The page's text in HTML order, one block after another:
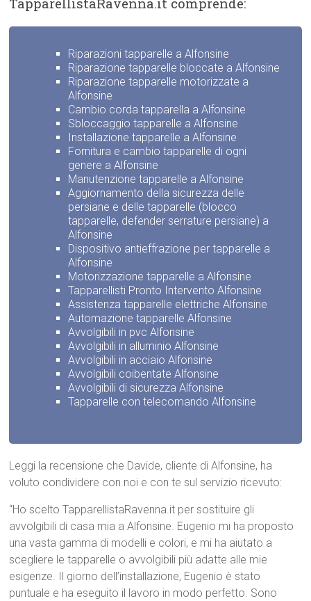
Riparazioni tapparelle a Alfonsine
Riparazione tapparelle bloccate a Alfonsine
Riparazione tapparelle motorizzate a
Alfonsine
Cambio corda tapparella a Alfonsine
Sbloccaggio tapparelle a Alfonsine
Installazione tapparelle a Alfonsine
Fornitura e cambio tapparelle di ogni
genere a Alfonsine
Manutenzione tapparelle a Alfonsine
Aggiornamento della sicurezza delle
persiane e delle tapparelle (blocco
tapparelle, defender serrature persiane) a
Alfonsine
Dispositivo antieffrazione per tapparelle a
Alfonsine
Motorizzazione tapparelle a Alfonsine
Tapparellisti Pronto Intervento Alfonsine
Assistenza tapparelle elettriche Alfonsine
Automazione tapparelle Alfonsine
Avvolgibili in pvc Alfonsine
Avvolgibili in alluminio Alfonsine
Avvolgibili in acciaio Alfonsine
Avvolgibili coibentate Alfonsine
Avvolgibili di sicurezza Alfonsine
Tapparelle con telecomando Alfonsine
Leggi la recensione che Davide, cliente di Alfonsine, ha
voluto condividere con noi e con te sul servizio ricevuto:
“Ho scelto TapparellistaRavenna.it per sostituire gli
avvolgibili di casa mia a Alfonsine. Eugenio mi ha proposto
una vasta gamma di modelli e colori, e mi ha aiutato a
scegliere le tapparelle o avvolgibili più adatte alle mie
esigenze. Il giorno dell’installazione, Eugenio è stato
puntuale e ha eseguito il lavoro in modo perfetto. Sono